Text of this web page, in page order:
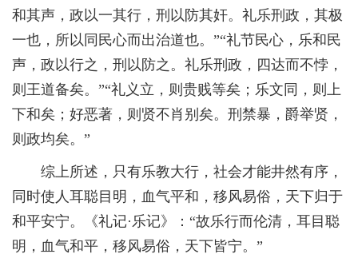
和其声，政以一其行，刑以防其奸。礼乐刑政，其极
一也，所以同民心而出治道也。”“礼节民心，乐和民
声，政以行之，刑以防之。礼乐刑政，四达而不悖，
则王道备矣。”“礼义立，则贵贱等矣；乐文同，则上
下和矣；好恶著，则贤不肖别矣。刑禁暴，爵举贤，
则政均矣。”
综上所述，只有乐教大行，社会才能井然有序，
同时使人耳聪目明，血气平和，移风易俗，天下归于
和平安宁。《礼记·乐记》：“故乐行而伦清，耳目聪
明，血气和平，移风易俗，天下皆宁。”